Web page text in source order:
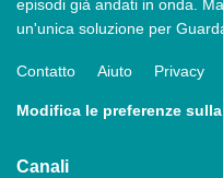
episodi già andati in onda.
un'unica soluzione per
Contatto Aiuto Privacy
Modifica le preferenze
Canali